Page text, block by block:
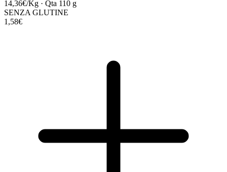
14,36€/Kg · Qta 110 g
SENZA GLUTINE
1,58€